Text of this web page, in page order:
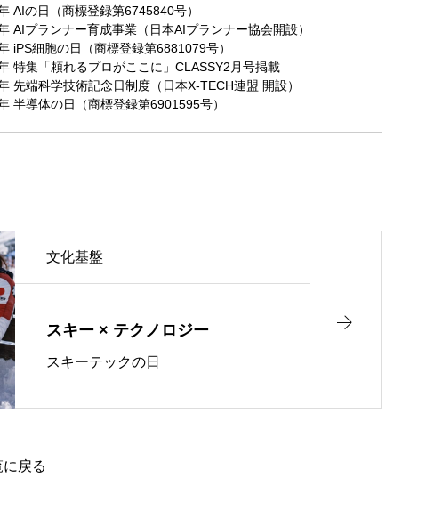
AIの日（商標登録第6745840号）
AIプランナー育成事業（日本AIプランナー協会開設）
iPS細胞の日（商標登録第6881079号）
特集「頼れるプロがここに」CLASSY2月号掲載
先端科学技術記念日制度（日本X-TECH連盟 開設）
半導体の日（商標登録第6901595号）
スキー × テクノロジー
スキーテックの日
文化基盤
戻る